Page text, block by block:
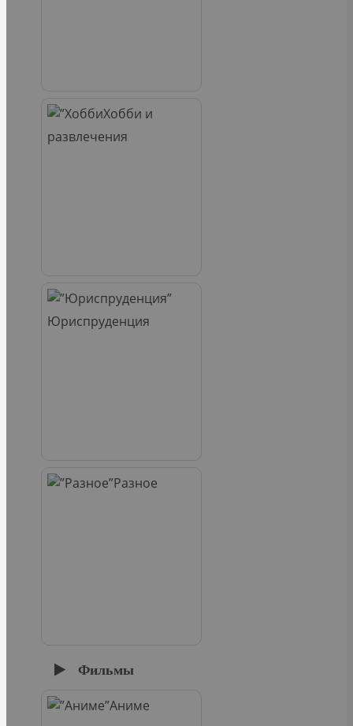
Хобби и
развлечения
Юриспруденция
Разное
Фильмы
Аниме